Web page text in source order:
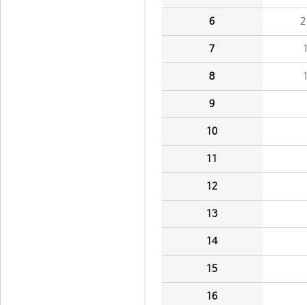
6
7
8
9
10
11
12
13
14
15
16